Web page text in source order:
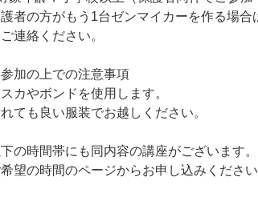
者の方がもう1台ゼンマイカーを作る場
連絡ください。
参加の上での注意事項
カやボンドを使用します。
ても良い服装でお越しください。
下の時間帯にも同内容の講座がございます。
望の時間のページからお申し込みください